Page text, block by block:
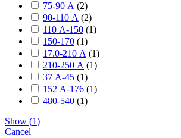
75-90 А (2)
90-110 А (2)
110 А-150 (1)
150-170 (1)
17.0-210 А (1)
210-250 А (1)
37 А-45 (1)
152 А-176 (1)
480-540 (1)
Show (1)
Cancel